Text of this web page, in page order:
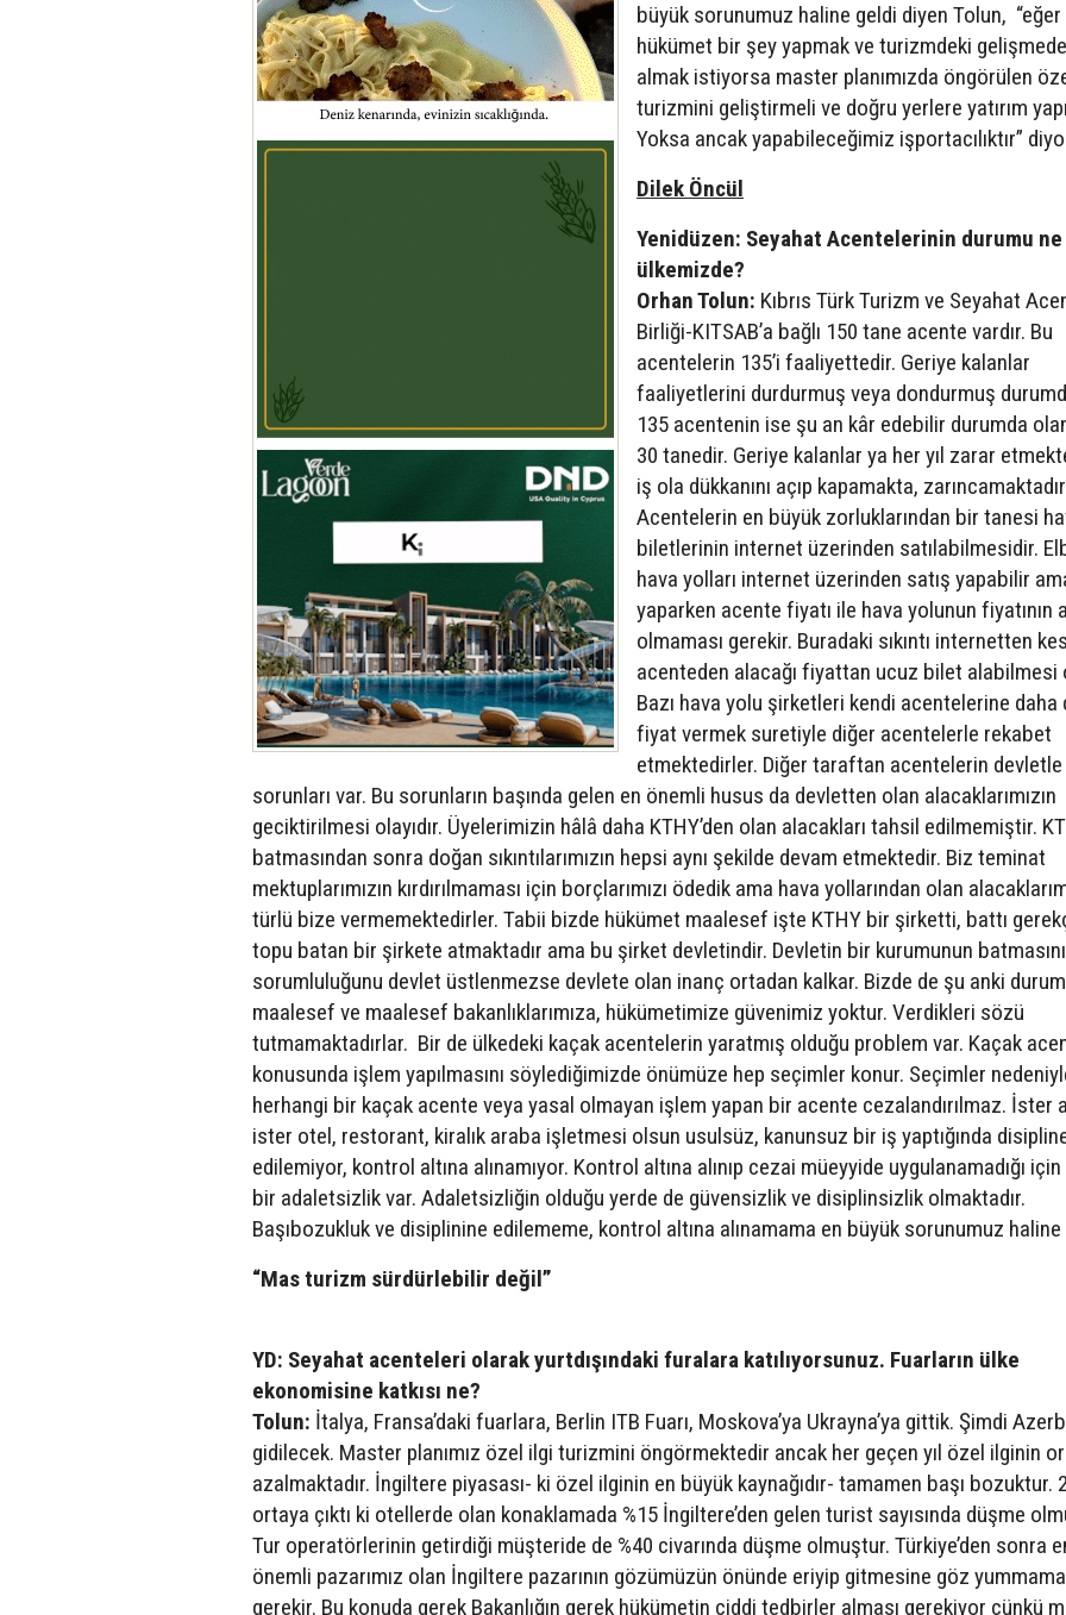
büyük sorunumuz haline geldi diyen Tolun, “eğer
hükümet bir şey yapmak ve turizmdeki
almak istiyorsa master planımızda öngörülen
turizmini geliştirmeli ve doğru yerlere yatırım
Yoksa ancak yapabileceğimiz işportacılıktır”
Dilek Öncül
Yenidüzen: Seyahat Acentelerinin durumu ne
ülkemizde?
Orhan Tolun: Kıbrıs Türk Turizm ve Seyahat
Birliği-KITSAB’a bağlı 150 tane acente vardır. Bu
acentelerin 135’i faaliyettedir. Geriye kalanlar
faaliyetlerini durdurmuş veya dondurmuş
135 acentenin ise şu an kâr edebilir durumda
30 tanedir. Geriye kalanlar ya her yıl zarar
iş ola dükkanını açıp kapamakta,
Acentelerin en büyük zorluklarından bir tanesi
biletlerinin internet üzerinden satılabilmesidir.
hava yolları internet üzerinden satış yapabilir
yaparken acente fiyatı ile hava yolunun fiyatının
olmaması gerekir. Buradaki sıkıntı internetten
acenteden alacağı fiyattan ucuz bilet alabilmesi
Bazı hava yolu şirketleri kendi acentelerine daha
fiyat vermek suretiyle diğer acentelerle rekabet
etmektedirler. Diğer taraftan acentelerin
sorunları var. Bu sorunların başında gelen en önemli husus da devletten olan alacaklarımızın
geciktirilmesi olayıdır. Üyelerimizin hâlâ daha KTHY’den olan alacakları tahsil edilmemiştir.
batmasından sonra doğan sıkıntılarımızın hepsi aynı şekilde devam etmektedir. Biz teminat
mektuplarımızın kırdırılmaması için borçlarımızı ödedik ama hava yollarından olan
türlü bize vermemektedirler. Tabii bizde hükümet maalesef işte KTHY bir şirketti, battı
topu batan bir şirkete atmaktadır ama bu şirket devletindir. Devletin bir kurumunun
sorumluluğunu devlet üstlenmezse devlete olan inanç ortadan kalkar. Bizde de şu anki
maalesef ve maalesef bakanlıklarımıza, hükümetimize güvenimiz yoktur. Verdikleri sözü
tutmamaktadırlar. Bir de ülkedeki kaçak acentelerin yaratmış olduğu problem var. Kaçak
konusunda işlem yapılmasını söylediğimizde önümüze hep seçimler konur. Seçimler
herhangi bir kaçak acente veya yasal olmayan işlem yapan bir acente cezalandırılmaz. İster
ister otel, restorant, kiralık araba işletmesi olsun usulsüz, kanunsuz bir iş yaptığında
edilemiyor, kontrol altına alınamıyor. Kontrol altına alınıp cezai müeyyide uygulanamadığı
bir adaletsizlik var. Adaletsizliğin olduğu yerde de güvensizlik ve disiplinsizlik olmaktadır.
Başıbozukluk ve disiplinine edilememe, kontrol altına alınamama en büyük sorunumuz haline
“Mas turizm sürdürlebilir değil”
YD: Seyahat acenteleri olarak yurtdışındaki furalara katılıyorsunuz. Fuarların ülke
ekonomisine katkısı ne?
Tolun: İtalya, Fransa’daki fuarlara, Berlin ITB Fuarı, Moskova’ya Ukrayna’ya gittik. Şimdi
gidilecek. Master planımız özel ilgi turizmini öngörmektedir ancak her geçen yıl özel ilginin
azalmaktadır. İngiltere piyasası- ki özel ilginin en büyük kaynağıdır- tamamen başı bozuktur.
ortaya çıktı ki otellerde olan konaklamada %15 İngiltere’den gelen turist sayısında düşme
Tur operatörlerinin getirdiği müşteride de %40 civarında düşme olmuştur. Türkiye’den sonra
önemli pazarımız olan İngiltere pazarının gözümüzün önünde eriyip gitmesine göz
gerekir. Bu konuda gerek Bakanlığın gerek hükümetin ciddi tedbirler alması gerekiyor çünkü